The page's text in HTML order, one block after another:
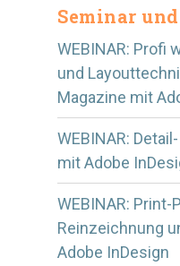
Seminar
WEBINAR: Profi
und
Magazine mit
WEBINAR:
mit Adobe
WEBINAR: Print-
Reinzeichnung
Adobe InDesign